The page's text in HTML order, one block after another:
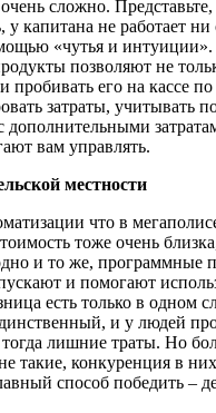
сложно.
у капитана не работает
«чутья и
позволяют не
пробивать его на кассе
затраты, учитывать
дополнительными
вам управлять.
местности
что в
тоже очень
и то же, программные
и помогают
есть только в одном
и у людей
лишние траты. Но
такие, конкуренция в
способ победить –